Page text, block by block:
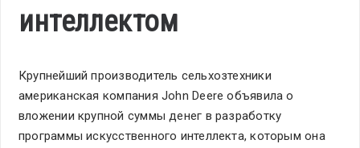
интеллектом
Крупнейший производитель сельхозтехники
американская компания John Deere объявила о
вложении крупной суммы денег в разработку
программы искусственного интеллекта, которым она